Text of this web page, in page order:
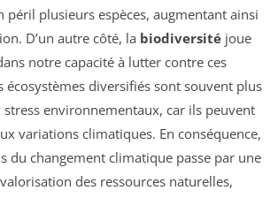
péril plusieurs espèces, augmentant ainsi
D’un autre côté, la biodiversité joue
notre capacité à lutter contre ces
écosystèmes diversifiés sont souvent plus
stress environnementaux, car ils peuvent
variations climatiques. En conséquence,
du changement climatique passe par une
des ressources naturelles,